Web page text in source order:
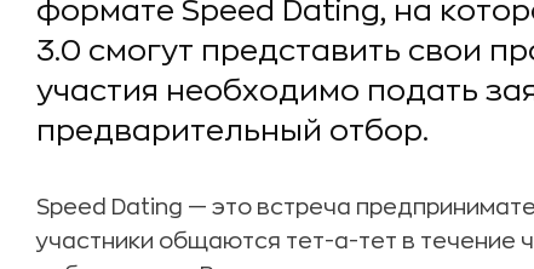
формате Speed Dating, на
3.0 смогут представить свои
участия необходимо подать
предварительный отбор.
Speed Dating — это встреча
участники общаются тет-а-тет в течение